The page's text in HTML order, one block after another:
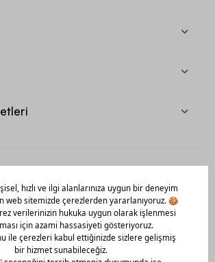
Uygulamamızı Hemen İndir!